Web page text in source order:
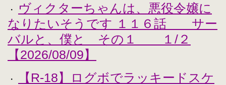
・
ヴィクターちゃんは、悪役令嬢に
なりたいそうです １１６話 サー
バルと、僕と その１ １/２
【2026/08/09】
・
【R-18】ログボでラッキードスケ